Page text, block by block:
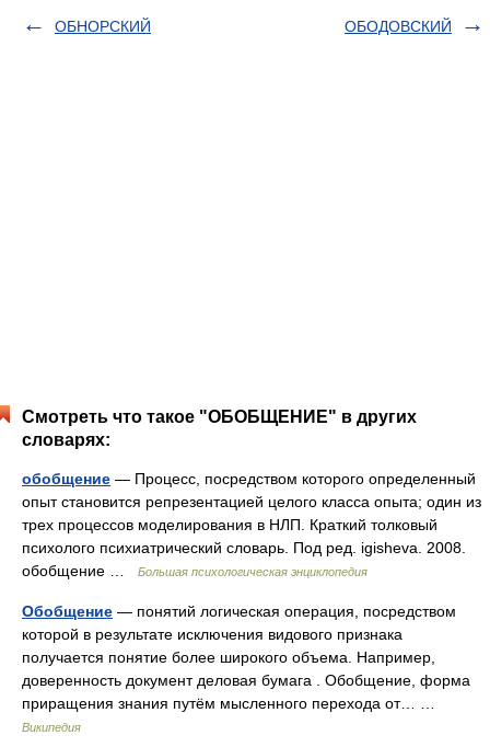
ОБНОРСКИЙ ОБОДОВСКИЙ
Смотреть что такое "ОБОБЩЕНИЕ" в других
словарях:
обобщение — Процесс, посредством которого определенный
опыт становится репрезентацией целого класса опыта; один из
трех процессов моделирования в НЛП. Краткий толковый
психолого психиатрический словарь. Под ред. igisheva. 2008.
обобщение …
Большая психологическая энциклопедия
Обобщение — понятий логическая операция, посредством
которой в результате исключения видового признака
получается понятие более широкого объема. Например,
доверенность документ деловая бумага . Обобщение, форма
приращения знания путём мысленного перехода от… …
Википедия